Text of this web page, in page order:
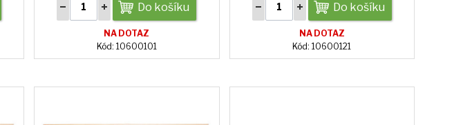
Do košíku
NA DOTAZ
Kód: 10600101
Do košíku
NA DOTAZ
Kód: 10600121